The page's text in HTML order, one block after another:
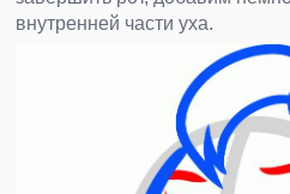
внутренней части уха.